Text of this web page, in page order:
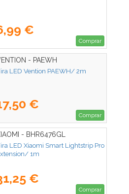
€
Comprar
- PAEWH
LED Vention PAEWH/ 2m
€
Comprar
- BHR6476GL
LED Xiaomi Smart Lightstrip Pro
1m
€
Comprar